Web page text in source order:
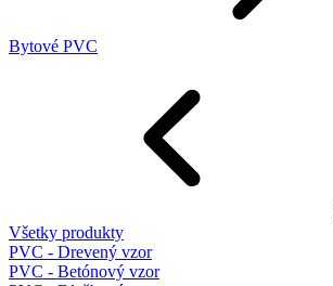
Bytové PVC
Všetky produkty
PVC - Drevený vzor
PVC - Betónový vzor